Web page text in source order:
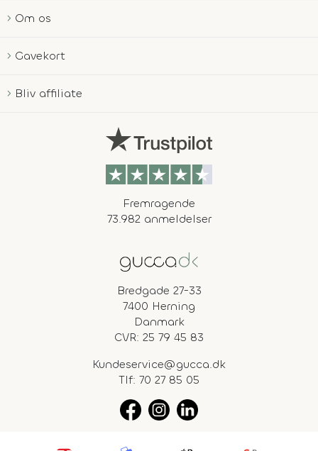
Om os
Gavekort
Bliv affiliate
Fremragende
73.982 anmeldelser
Bredgade 27-33
7400 Herning
Danmark
CVR: 25 79 45 83
Kundeservice@gucca.dk
Tlf: 70 27 85 05